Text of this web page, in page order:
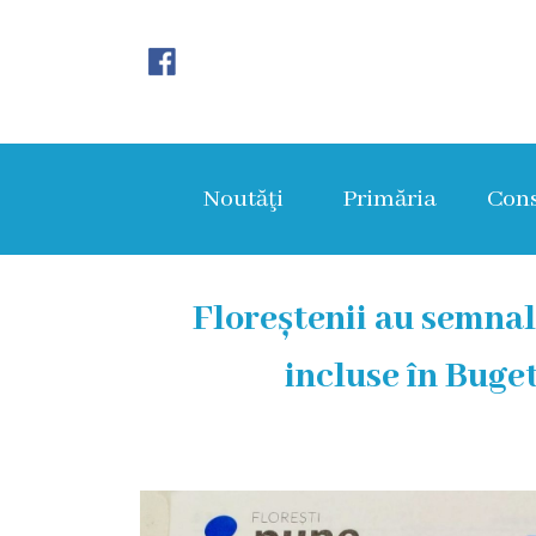
Organigrama
Noutăţi Primăria
Floreștenii au
incluse în